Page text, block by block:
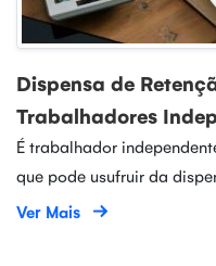
Dispensa de
Trabalhadores
É trabalhador
que pode usufruir da
Ver Mais